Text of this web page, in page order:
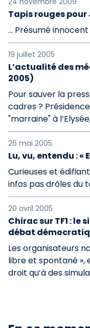
Tapis rouges
… Présumé
19 juillet 2005
L’actualité des
2005)
Pour sauver la
cadres ?
"marraine" à
26 mai 2005
Lu, vu, entendu : «
Curieuses et
infos pas drôles du
20 avril 2005
Chirac sur TF1 :
débat
Les organisateurs
libre et spontané »,
droit qu’à des